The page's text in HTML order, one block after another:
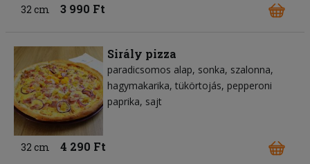
32 cm 3 990 Ft
Sirály pizza
paradicsomos alap sonka szalonna
hagymakarika tükörtojás pepperoni
paprika sajt
32 cm 4 290 Ft